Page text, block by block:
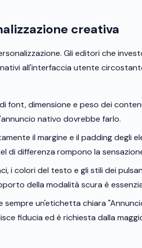
creativa
Gli editori che
all'interfaccia utente
font, dimensione e peso dei
nativo dovrebbe farlo.
il margine e il padding degli
di differenza rompono la
i colori del testo e gli stili dei
della modalità scura è
sempre un'etichetta chiara
fiducia ed è richiesta dalla